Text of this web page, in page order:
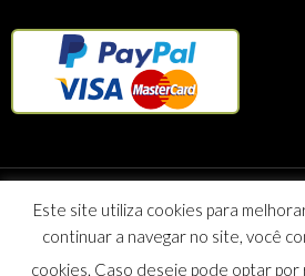
reservados
Maria Celeste Vieira Caeiro Sociedade
Este site utiliza cookies para
continuar a navegar no site, você
cookies. Caso deseje pode optar por